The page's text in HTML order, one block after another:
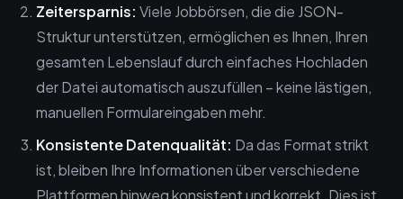
Zeitersparnis: Viele Jobbörsen, die die JSON-
Struktur unterstützen, ermöglichen es Ihnen, Ihren
gesamten Lebenslauf durch einfaches Hochladen
der Datei automatisch auszufüllen – keine lästigen,
manuellen Formulareingaben mehr.
Konsistente Datenqualität: Da das Format strikt
ist, bleiben Ihre Informationen über verschiedene
Plattformen hinweg konsistent und korrekt. Dies ist